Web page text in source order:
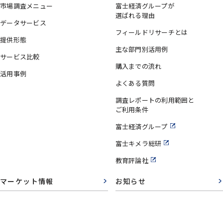
市場調査メニュー
データサービス
提供形態
サービス比較
活用事例
富士経済グループが
選ばれる理由
フィールドリサーチとは
主な部門別活用例
購入までの流れ
よくある質問
調査レポートの利用範囲と
ご利用条件
富士経済グループ
富士キメラ総研
教育評論社
マーケット情報 お知らせ